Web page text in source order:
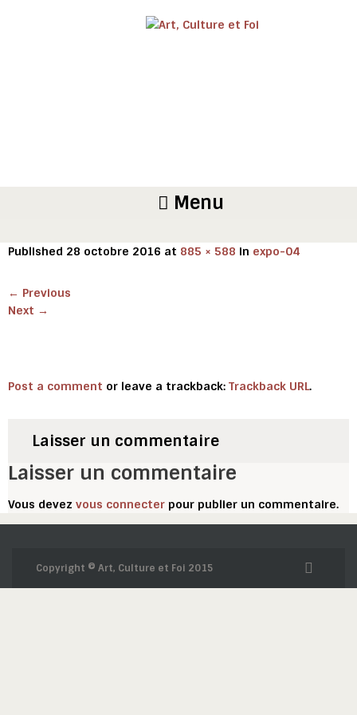
Menu
Published 28 octobre 2016 at 885 × 588 in expo-04
← Previous
Next →
Post a comment or leave a trackback: Trackback URL.
Laisser un commentaire
Laisser un commentaire
Vous devez vous connecter pour publier un commentaire.
Copyright © Art, Culture et Foi 2015